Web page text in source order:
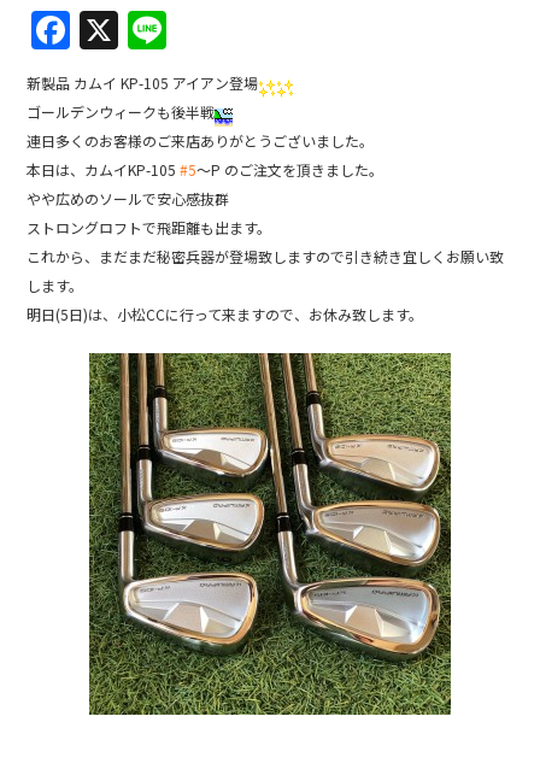
F
a
c
e
b
o
o
k
X
n
e
新製品 カムイ KP-105 アイアン登場
ゴールデンウィークも後半戦
連日多くのお客様のご来店ありがとうございました。
本日は、カムイKP-105#5〜P のご注文を頂きました。
やや広めのソールで安心感抜群
ストロングロフトで飛距離も出ます。
これから、まだまだ秘密兵器が登場致しますので引き続き宜しくお願い致
します。
明日(5日)は、小松CCに行って来ますので、お休み致します。